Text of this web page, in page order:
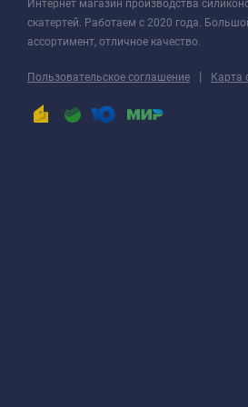
СТОЛЫ СО СКАТЕРТЬЮ
РАБОЧИЙ СТОЛ
ЖУРНАЛЬНЫЙ СТОЛ
Сразу после распаковки
Интернет магазин производства
скатертей. Работаем с 2020 года.
ассортимент, отличное качество.
Пользовательское соглашение | Карта